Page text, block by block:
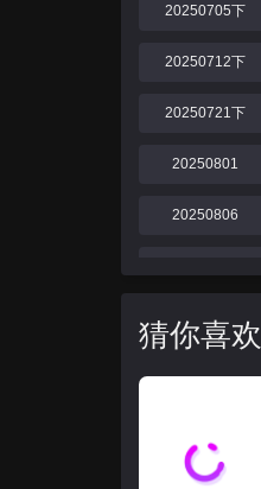
20250705下
20250712下
20250721下
20250801
20250806
20250818上
猜你喜欢